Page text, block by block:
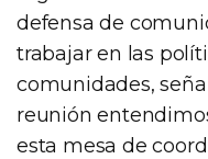
defensa de
trabajar en las
comunidades,
reunión
esta mesa de